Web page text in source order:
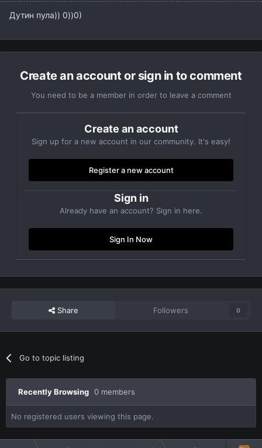
Дутин пула)) 0))0)
Create an account or sign in to comment
You need to be a member in order to leave a comment
Create an account
Sign up for a new account in our community. It's easy!
Register a new account
Sign in
Already have an account? Sign in here.
Sign In Now
Share Followers 0
Go to topic listing
Recently Browsing 0 members
No registered users viewing this page.